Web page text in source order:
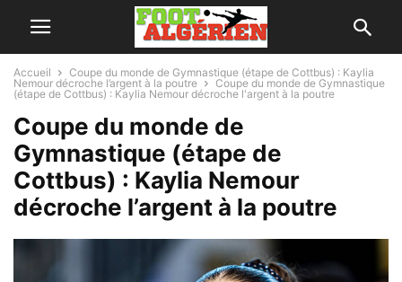
Accueil
Coupe du monde de Gymnastique (étape de Cottbus) : Kaylia
Nemour décroche l’argent à la poutre
Coupe du monde de Gymnastique
(étape de Cottbus) : Kaylia Nemour décroche l'argent à la poutre
Coupe du monde de
Gymnastique (étape de
Cottbus) : Kaylia Nemour
décroche l’argent à la poutre